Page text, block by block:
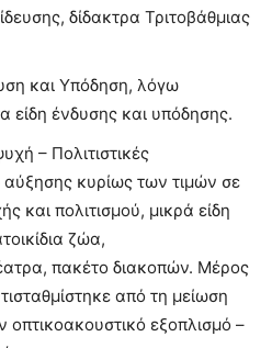
δίδακτρα Τριτοβάθμιας
και Υπόδηση, λόγω
είδη ένδυσης και υπόδησης.
– Πολιτιστικές
κυρίως των τιμών σε
και πολιτισμού, μικρά είδη
ζώα,
πακέτο διακοπών. Μέρος
από τη μείωση
οπτικοακουστικό εξοπλισμό –